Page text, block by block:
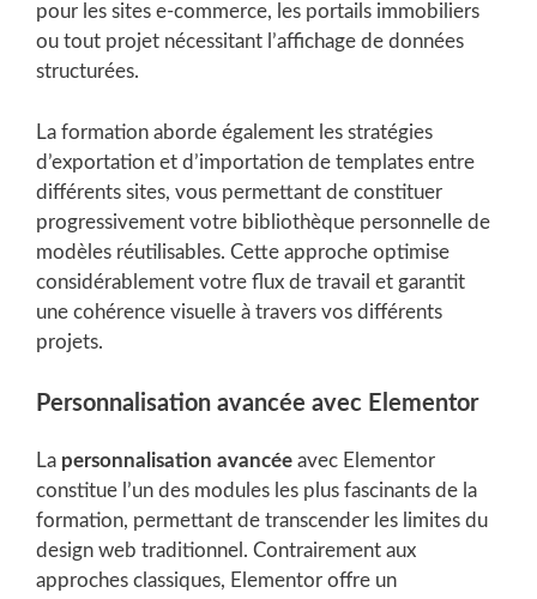
pour les sites e-commerce, les portails immobiliers
ou tout projet nécessitant l’affichage de données
structurées.
La formation aborde également les stratégies
d’exportation et d’importation de templates entre
différents sites, vous permettant de constituer
progressivement votre bibliothèque personnelle de
modèles réutilisables. Cette approche optimise
considérablement votre flux de travail et garantit
une cohérence visuelle à travers vos différents
projets.
Personnalisation avancée avec Elementor
La personnalisation avancée avec Elementor
constitue l’un des modules les plus fascinants de la
formation, permettant de transcender les limites du
design web traditionnel. Contrairement aux
approches classiques, Elementor offre un